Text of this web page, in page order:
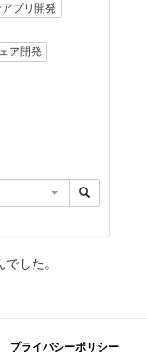
プリ開発
ア開発
した。
プライバシーポリシー